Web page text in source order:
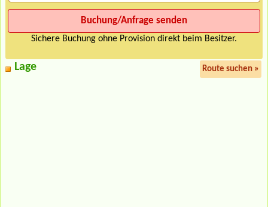
Sichere Buchung ohne Provision direkt beim Besitzer.
Lage Route suchen »